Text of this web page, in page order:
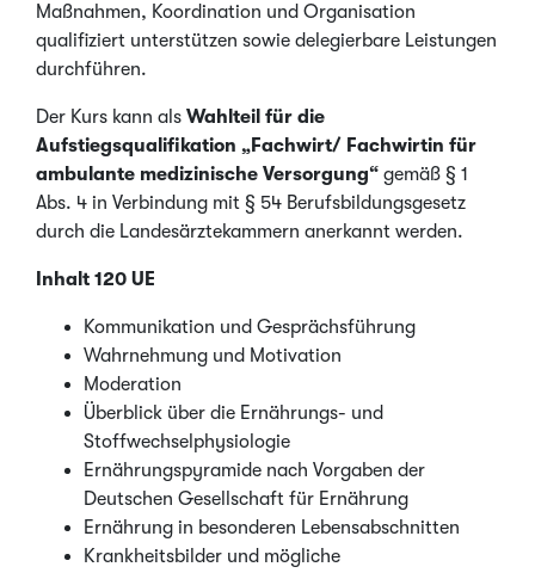
Maßnahmen, Koordination und Organisation
qualifiziert unterstützen sowie delegierbare Leistungen
durchführen.
Der Kurs kann als Wahlteil für die
Aufstiegsqualifikation „Fachwirt/ Fachwirtin für
ambulante medizinische Versorgung“ gemäß § 1
Abs. 4 in Verbindung mit § 54 Berufsbildungsgesetz
durch die Landesärztekammern anerkannt werden.
Inhalt 120 UE
Kommunikation und Gesprächsführung
Wahrnehmung und Motivation
Moderation
Überblick über die Ernährungs- und
Stoffwechselphysiologie
Ernährungspyramide nach Vorgaben der
Deutschen Gesellschaft für Ernährung
Ernährung in besonderen Lebensabschnitten
Krankheitsbilder und mögliche